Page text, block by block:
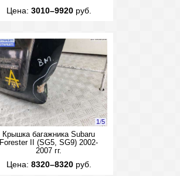
Цена: 3010–9920руб.
1/5
Крышка багажника Subaru
Forester II (SG5, SG9) 2002-
2007 гг.
Цена: 8320–8320руб.